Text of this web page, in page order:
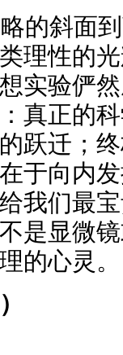
的斜面
理性的
实验俨
真正的
跃迁；
于向内
我们最
是显微
的心灵。